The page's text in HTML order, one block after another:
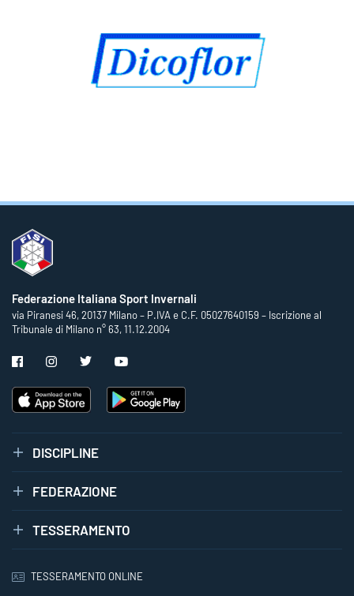
Federazione Italiana Sport Invernali
via Piranesi 46, 20137 Milano – P.IVA e C.F. 05027640159 – Iscrizione al
Tribunale di Milano n° 63, 11.12.2004
DISCIPLINE
FEDERAZIONE
TESSERAMENTO
TESSERAMENTO ONLINE